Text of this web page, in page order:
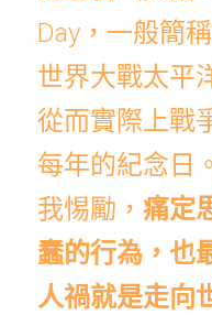
Day，一般簡稱
世界大戰太平
從而實際上戰
每年的紀念日
我惕勵， 痛定
蠢的行為，也
人禍就是走向